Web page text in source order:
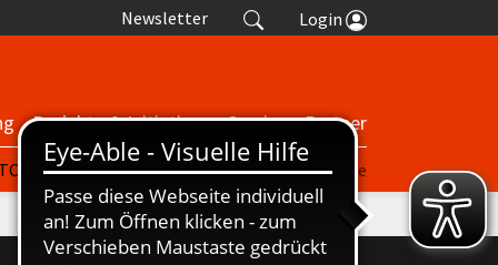
Newsletter Login
Projekte & Initiativen Service Partner
nuScore Turniere Termine